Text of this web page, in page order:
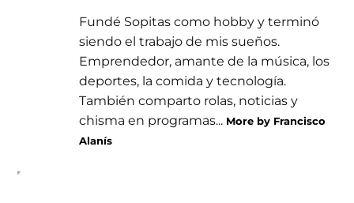
Fundé Sopitas como hobby y terminó
siendo el trabajo de mis sueños.
Emprendedor, amante de la música, los
deportes, la comida y tecnología.
También comparto rolas, noticias y
chisma en programas... More by Francisco
Alanís